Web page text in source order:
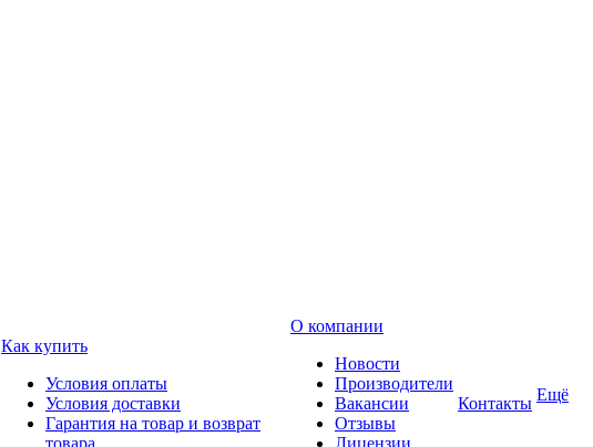
Как купить
Условия оплаты
Условия доставки
Гарантия на товар и возврат
товара
О компании
Новости
Производители
Вакансии
Отзывы
Лицензии
Контакты Ещё